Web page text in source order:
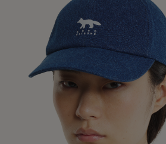
SUMMER SALE
Accessories
Edie Bags
Fox Head
Kids